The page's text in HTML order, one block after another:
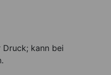
kann bei